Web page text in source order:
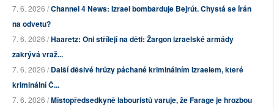
7. 6. 2026 /Channel 4 News: Izrael bombarduje Bejrút. Chystá se Írán
na odvetu?
7. 6. 2026 /Haaretz: Oni střílejí na děti: Žargon izraelské armády
zakrývá vraž...
7. 6. 2026 /Další děsivé hrůzy páchané kriminálním Izraelem, které
kriminální Č...
7. 6. 2026 /Místopředsedkyně labouristů varuje, že Farage je hrozbou